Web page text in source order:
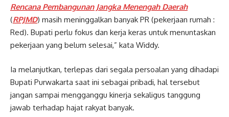
Rencana Pembangunan Jangka Menengah Daerah
(RPJMD) masih meninggalkan banyak PR (pekerjaan rumah :
Red). Bupati perlu fokus dan kerja keras untuk menuntaskan
pekerjaan yang belum selesai,” kata Widdy.
Ia melanjutkan, terlepas dari segala persoalan yang dihadapi
Bupati Purwakarta saat ini sebagai pribadi, hal tersebut
jangan sampai mengganggu kinerja sekaligus tanggung
jawab terhadap hajat rakyat banyak.